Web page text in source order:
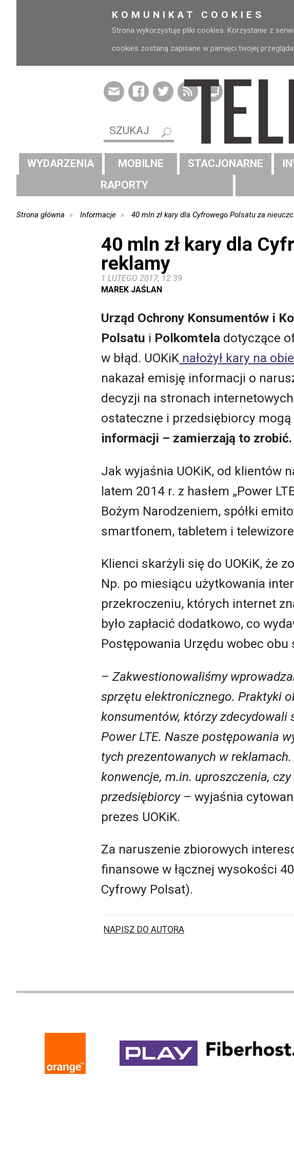
KOMUNIKAT COOKIES
Strona wykorzystuje pliki cookies. Korzystanie z
cookies zostaną zapisane w pamięci twojej
WYDARZENIA MOBILNE STACJONARNE
RAPORTY
Strona główna Informacje 40 mln zł kary dla Cyfrowego Polsatu za
40 mln zł kary dla
reklamy
1 LUTEGO 2017, 12:39
MAREK JAŚLAN
Urząd Ochrony Konsumentów i
Polsatu i Polkomtela dotyczące
w błąd. UOKiK nałożył kary na
nakazał emisję informacji o
decyzji na stronach
ostateczne i przedsiębiorcy mogą
informacji – zamierzają to zrobić.
Jak wyjaśnia UOKiK, od klientów
latem 2014 r. z hasłem „Power
Bożym Narodzeniem, spółki
smartfonem, tabletem i
Klienci skarżyli się do UOKiK, że
Np. po miesiącu użytkowania
przekroczeniu, których internet
było zapłacić dodatkowo, co
Postępowania Urzędu wobec obu
– Zakwestionowaliśmy
sprzętu elektronicznego. Praktyki
konsumentów, którzy
Power LTE. Nasze postępowania
tych prezentowanych w
konwencje, m.in. uproszczenia,
przedsiębiorcy – wyjaśnia
prezes UOKiK.
Za naruszenie zbiorowych
finansowe w łącznej wysokości
Cyfrowy Polsat).
NAPISZ DO AUTORA